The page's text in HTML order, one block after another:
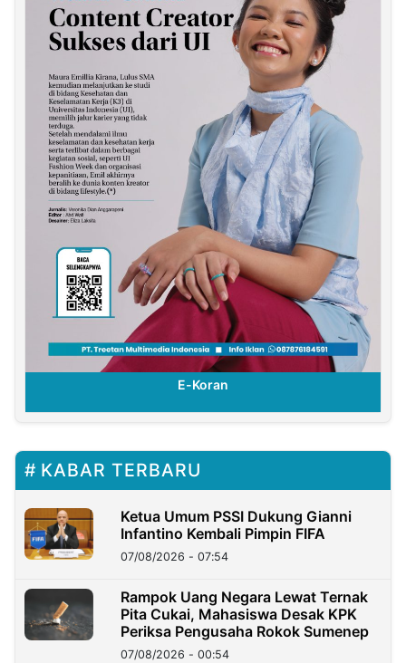
E-Koran
KABAR TERBARU
Ketua Umum PSSI Dukung Gianni
Infantino Kembali Pimpin FIFA
07/08/2026 - 07:54
Rampok Uang Negara Lewat Ternak
Pita Cukai, Mahasiswa Desak KPK
Periksa Pengusaha Rokok Sumenep
07/08/2026 - 00:54